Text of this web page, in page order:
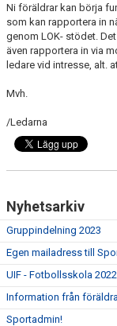
MATCHER
DOKUMENT
Ni föräldrar kan börja
som kan rapportera in
genom LOK- stödet.
även rapportera in via
ledare vid intresse, alt.
Mvh.
/Ledarna
Nyhetsarkiv
Gruppindelning 2023
Egen mailadress till
UIF - Fotbollsskola
Information från
Sportadmin!